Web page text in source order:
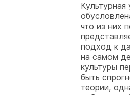
что из них
подход к
на самом
культуры
быть
теории,